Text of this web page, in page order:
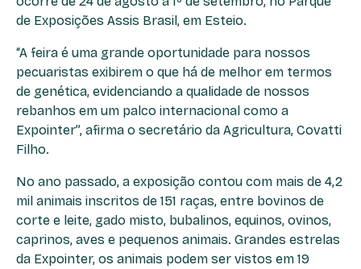
de Exposições Assis Brasil, em Esteio.
“A feira é uma grande oportunidade para nossos
pecuaristas exibirem o que há de melhor em termos
de genética, evidenciando a qualidade de nossos
rebanhos em um palco internacional como a
Expointer”, afirma o secretário da Agricultura, Covatti
Filho.
No ano passado, a exposição contou com mais de 4,2
mil animais inscritos de 151 raças, entre bovinos de
corte e leite, gado misto, bubalinos, equinos, ovinos,
caprinos, aves e pequenos animais. Grandes estrelas
da Expointer, os animais podem ser vistos em 19